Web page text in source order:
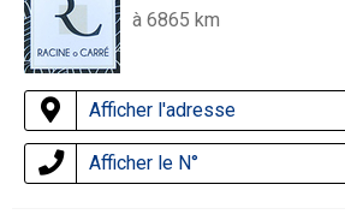
à 6865 km
Afficher l'adresse
Afficher le N°